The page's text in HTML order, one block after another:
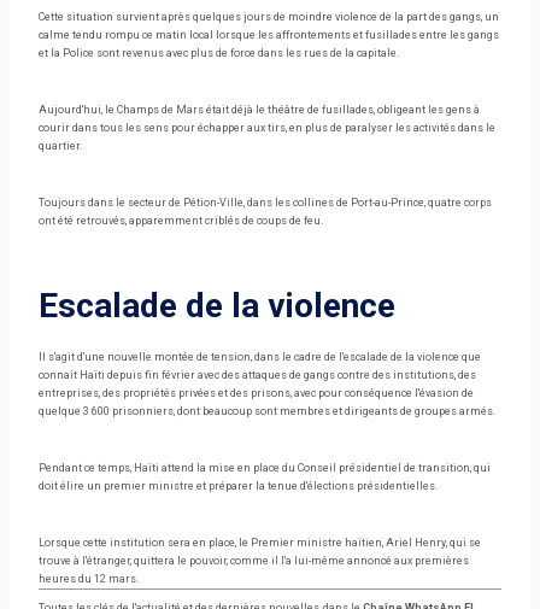
Cette situation survient après quelques jours de moindre violence de la part des gangs, un
calme tendu rompu ce matin local lorsque les affrontements et fusillades entre les gangs
et la Police sont revenus avec plus de force dans les rues de la capitale.
Aujourd'hui, le Champs de Mars était déjà le théâtre de fusillades, obligeant les gens à
courir dans tous les sens pour échapper aux tirs, en plus de paralyser les activités dans le
quartier.
Toujours dans le secteur de Pétion-Ville, dans les collines de Port-au-Prince, quatre corps
ont été retrouvés, apparemment criblés de coups de feu.
Escalade de la violence
Il s'agit d'une nouvelle montée de tension, dans le cadre de l'escalade de la violence que
connaît Haïti depuis fin février avec des attaques de gangs contre des institutions, des
entreprises, des propriétés privées et des prisons, avec pour conséquence l'évasion de
quelque 3 600 prisonniers, dont beaucoup sont membres et dirigeants de groupes armés.
Pendant ce temps, Haïti attend la mise en place du Conseil présidentiel de transition, qui
doit élire un premier ministre et préparer la tenue d'élections présidentielles.
Lorsque cette institution sera en place, le Premier ministre haïtien, Ariel Henry, qui se
trouve à l'étranger, quittera le pouvoir, comme il l'a lui-même annoncé aux premières
heures du 12 mars.